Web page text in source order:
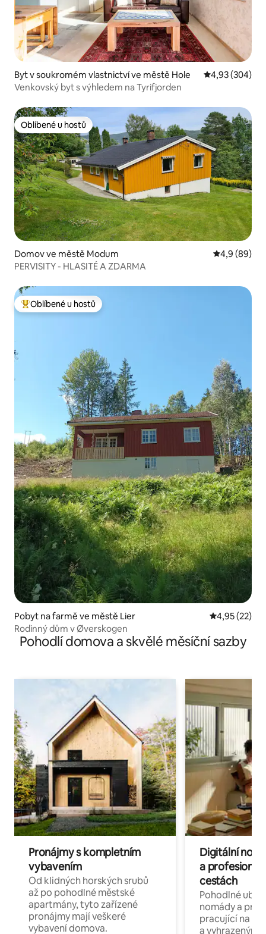
Byt v soukromém vlastnictví ve městě Hole Průměrné
4,93 (304)
Venkovský byt s výhledem na Tyrifjorden
Oblíbené u hostů
Oblíbené u hostů
Domov ve městě Modum Průměrné
4,9 (89)
PERVISITY - HLASITÉ A ZDARMA
Nejlepší v kategorii Oblíbené u hostů
Oblíbené u hostů
Pobyt na farmě ve městě Lier Průměrné
4,95 (22)
Rodinný dům v Øverskogen
Pohodlí domova a skvělé měsíční sazby
Pronájmy s kompletním
vybavením
Od klidných horských srubů
až po pohodlné městské
apartmány, tyto zařízené
pronájmy mají veškeré
vybavení domova.
Digitální
a
cestách
Pohodlné
nomády a
pracující na
a vyhrazenými